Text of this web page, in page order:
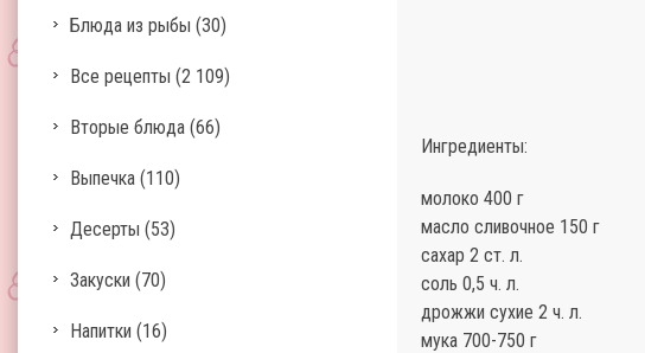
Блюда из рыбы (30)
Все рецепты (2 109)
Вторые блюда (66)
Выпечка (110)
Десерты (53)
Закуски (70)
Напитки (16)
Ингредиенты:
молоко 400 г
масло сливочное 150 г
сахар 2 ст. л.
соль 0,5 ч. л.
дрожжи сухие 2 ч. л.
мука 700-750 г